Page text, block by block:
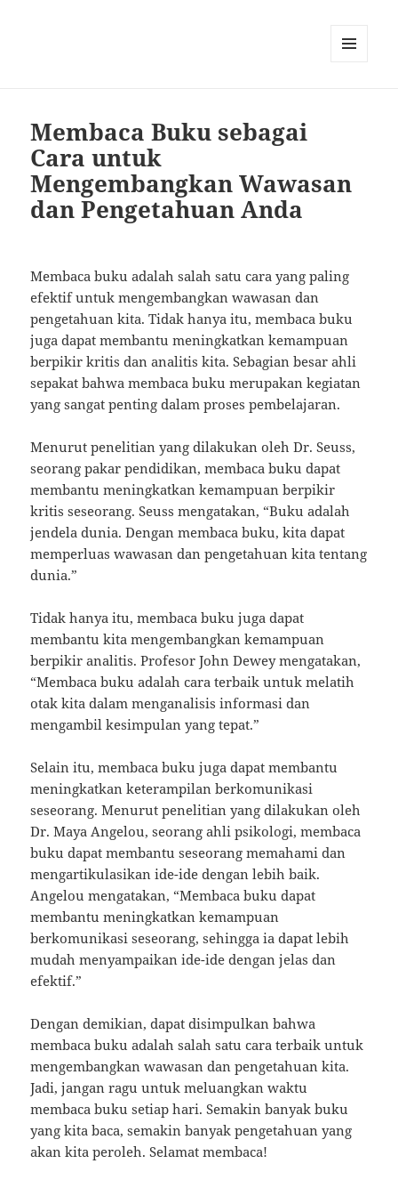
Membaca Buku sebagai
Cara untuk
Mengembangkan Wawasan
dan Pengetahuan Anda
Membaca buku adalah salah satu cara yang paling
efektif untuk mengembangkan wawasan dan
pengetahuan kita. Tidak hanya itu, membaca buku
juga dapat membantu meningkatkan kemampuan
berpikir kritis dan analitis kita. Sebagian besar ahli
sepakat bahwa membaca buku merupakan kegiatan
yang sangat penting dalam proses pembelajaran.
Menurut penelitian yang dilakukan oleh Dr. Seuss,
seorang pakar pendidikan, membaca buku dapat
membantu meningkatkan kemampuan berpikir
kritis seseorang. Seuss mengatakan, “Buku adalah
jendela dunia. Dengan membaca buku, kita dapat
memperluas wawasan dan pengetahuan kita tentang
dunia.”
Tidak hanya itu, membaca buku juga dapat
membantu kita mengembangkan kemampuan
berpikir analitis. Profesor John Dewey mengatakan,
“Membaca buku adalah cara terbaik untuk melatih
otak kita dalam menganalisis informasi dan
mengambil kesimpulan yang tepat.”
Selain itu, membaca buku juga dapat membantu
meningkatkan keterampilan berkomunikasi
seseorang. Menurut penelitian yang dilakukan oleh
Dr. Maya Angelou, seorang ahli psikologi, membaca
buku dapat membantu seseorang memahami dan
mengartikulasikan ide-ide dengan lebih baik.
Angelou mengatakan, “Membaca buku dapat
membantu meningkatkan kemampuan
berkomunikasi seseorang, sehingga ia dapat lebih
mudah menyampaikan ide-ide dengan jelas dan
efektif.”
Dengan demikian, dapat disimpulkan bahwa
membaca buku adalah salah satu cara terbaik untuk
mengembangkan wawasan dan pengetahuan kita.
Jadi, jangan ragu untuk meluangkan waktu
membaca buku setiap hari. Semakin banyak buku
yang kita baca, semakin banyak pengetahuan yang
akan kita peroleh. Selamat membaca!